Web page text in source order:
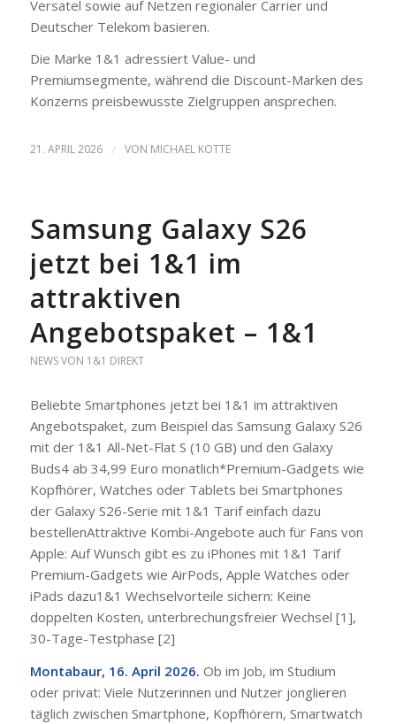
Versatel sowie auf Netzen regionaler Carrier und
Deutscher Telekom basieren.
Die Marke 1&1 adressiert Value- und
Premiumsegmente, während die Discount-Marken des
Konzerns preisbewusste Zielgruppen ansprechen.
21. APRIL 2026 / VON MICHAEL KOTTE
Samsung Galaxy S26
jetzt bei 1&1 im
attraktiven
Angebotspaket – 1&1
NEWS VON 1&1 DIREKT
Beliebte Smartphones jetzt bei 1&1 im attraktiven
Angebotspaket, zum Beispiel das Samsung Galaxy S26
mit der 1&1 All-Net-Flat S (10 GB) und den Galaxy
Buds4 ab 34,99 Euro monatlich*Premium-Gadgets wie
Kopfhörer, Watches oder Tablets bei Smartphones
der Galaxy S26-Serie mit 1&1 Tarif einfach dazu
bestellenAttraktive Kombi-Angebote auch für Fans von
Apple: Auf Wunsch gibt es zu iPhones mit 1&1 Tarif
Premium-Gadgets wie AirPods, Apple Watches oder
iPads dazu1&1 Wechselvorteile sichern: Keine
doppelten Kosten, unterbrechungsfreier Wechsel [1],
30-Tage-Testphase [2]
Montabaur, 16. April 2026. Ob im Job, im Studium
oder privat: Viele Nutzerinnen und Nutzer jonglieren
täglich zwischen Smartphone, Kopfhörern, Smartwatch